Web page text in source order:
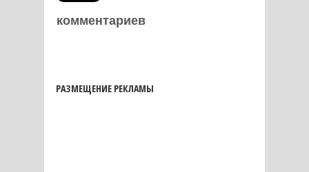
комментариев
РАЗМЕЩЕНИЕ РЕКЛАМЫ